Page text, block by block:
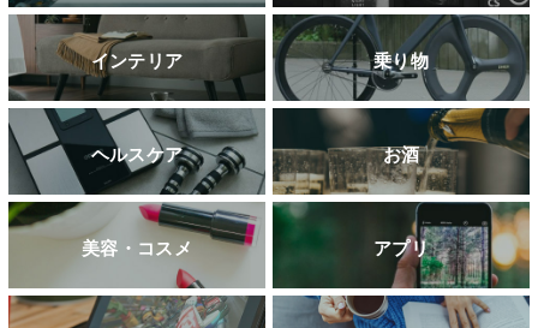
インテリア 乗り物
ヘルスケア お酒
美容・コスメ アプリ